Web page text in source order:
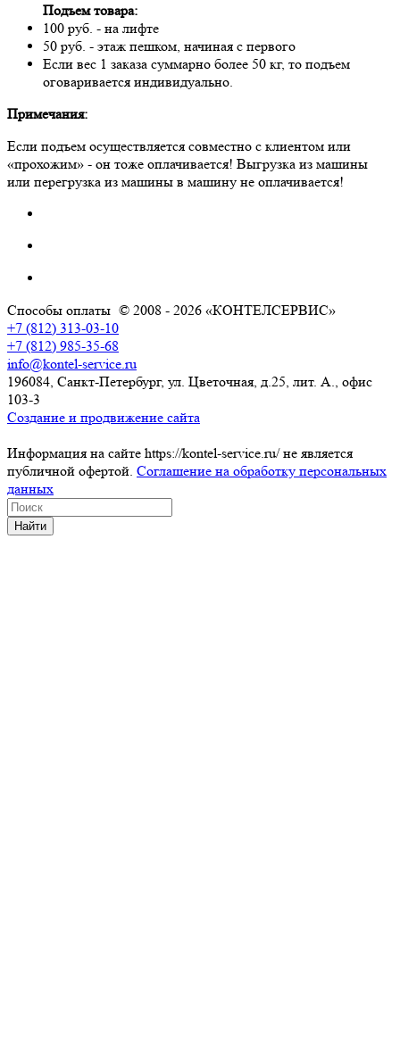
Подъем товара:
100 руб. - на лифте
50 руб. - этаж пешком, начиная с первого
Если вес 1 заказа суммарно более 50 кг, то подъем
оговаривается индивидуально.
Примечания:
Если подъем осуществляется совместно с клиентом или
«прохожим» - он тоже оплачивается! Выгрузка из машины
или перегрузка из машины в машину не оплачивается!
Способы оплаты © 2008 - 2026 «КОНТЕЛСЕРВИС»
+7 (812) 313-03-10
+7 (812) 985-35-68
info@kontel-service.ru
196084, Санкт-Петербург, ул. Цветочная, д.25, лит. А., офис
103-3
Создание и продвижение сайта
Информация на сайте https://kontel-service.ru/ не является
публичной офертой. Соглашение на обработку персональных
данных
Найти